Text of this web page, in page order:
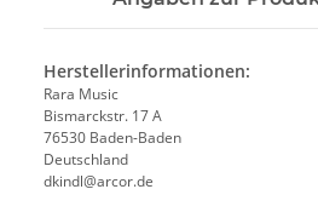
Herstellerinformationen:
Rara Music
Bismarckstr. 17 A
76530 Baden-Baden
Deutschland
dkindl@arcor.de